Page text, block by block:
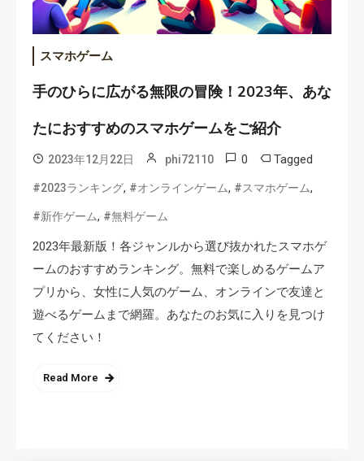
スマホゲーム
手のひらに広がる無限の冒険！2023年、あな
たにおすすめのスマホゲームをご紹介
2023年12月22日 phi72110 0 Tagged
#2023ランキング, #オンラインゲーム, #スマホゲーム,
#新作ゲーム, #無料ゲーム
2023年最新版！各ジャンルから選び抜かれたスマホゲ
ームのおすすめランキング。無料で楽しめるゲームア
プリから、女性に人気のゲーム、オンラインで友達と
遊べるゲームまで網羅。あなたのお気に入りを見つけ
てください！
Read More